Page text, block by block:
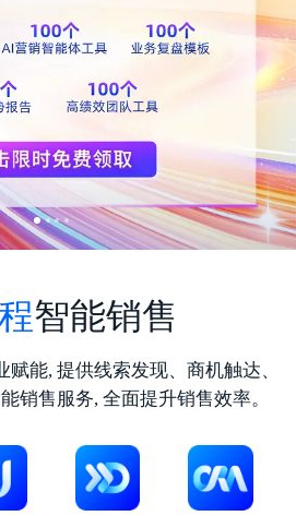
智能销售
能, 提供线索发现、商机触达、
销售服务, 全面提升销售效率。